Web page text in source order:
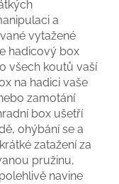
a
vytažené
hadicový box
všech koutů vaší
na hadici vaše
zamotání
box ušetří
ohýbání se a
zatažení za
pružinu,
navine